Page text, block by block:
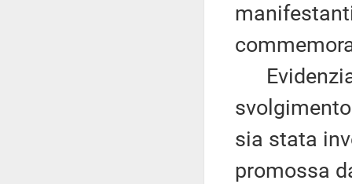
Evidenzia
sia stata
promossa